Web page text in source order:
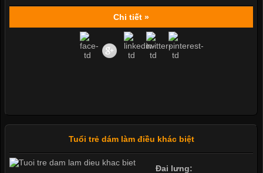
Chi tiết »
Tuổi trẻ dám làm điều khác biệt
Đai lưng: